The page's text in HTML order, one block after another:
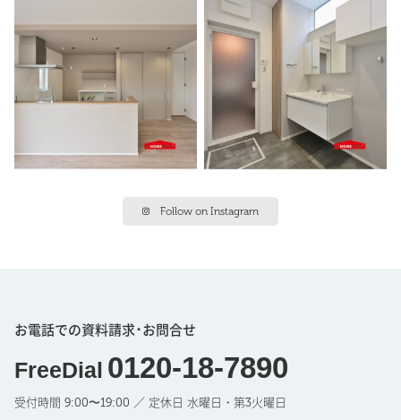
Follow on Instagram
お電話での資料請求･お問合せ
FreeDial 0120-18-7890
受付時間 9:00〜19:00 ／ 定休日 水曜日・第3火曜日